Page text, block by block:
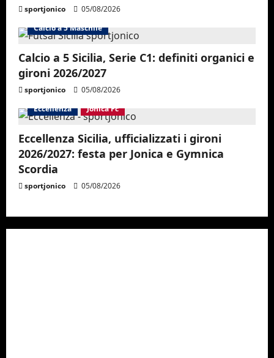
sportjonico
05/08/2026
Calcio a 5 Maschile
Calcio a 5 Sicilia, Serie C1: definiti organici e
gironi 2026/2027
sportjonico
05/08/2026
Eccellenza
Jonica Fc
Eccellenza Sicilia, ufficializzati i gironi
2026/2027: festa per Jonica e Gymnica
Scordia
sportjonico 05/08/2026